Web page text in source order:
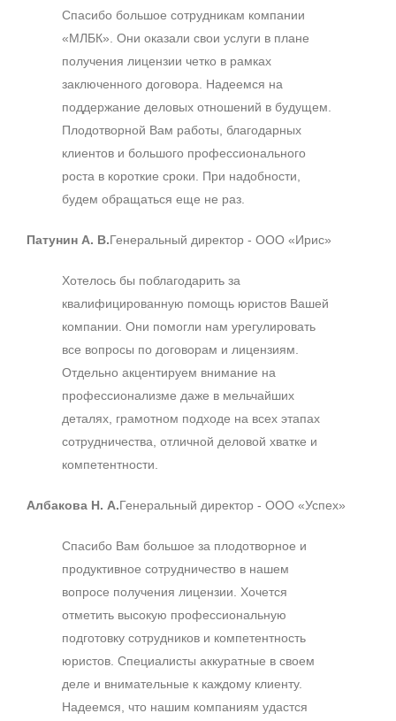
Спасибо большое сотрудникам компании
«МЛБК». Они оказали свои услуги в плане
получения лицензии четко в рамках
заключенного договора. Надеемся на
поддержание деловых отношений в будущем.
Плодотворной Вам работы, благодарных
клиентов и большого профессионального
роста в короткие сроки. При надобности,
будем обращаться еще не раз.
Патунин А. В.Генеральный директор - ООО «Ирис»
Хотелось бы поблагодарить за
квалифицированную помощь юристов Вашей
компании. Они помогли нам урегулировать
все вопросы по договорам и лицензиям.
Отдельно акцентируем внимание на
профессионализме даже в мельчайших
деталях, грамотном подходе на всех этапах
сотрудничества, отличной деловой хватке и
компетентности.
Албакова Н. А.Генеральный директор - ООО «Успех»
Спасибо Вам большое за плодотворное и
продуктивное сотрудничество в нашем
вопросе получения лицензии. Хочется
отметить высокую профессиональную
подготовку сотрудников и компетентность
юристов. Специалисты аккуратные в своем
деле и внимательные к каждому клиенту.
Надеемся, что нашим компаниям удастся